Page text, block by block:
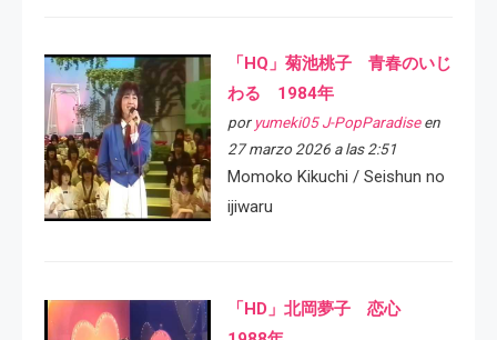
「HQ」菊池桃子 青春のいじ
わる 1984年
por yumeki05 J-PopParadiseen
27 marzo 2026 a las 2:51
Momoko Kikuchi / Seishun no
ijiwaru
「HD」北岡夢子 恋心